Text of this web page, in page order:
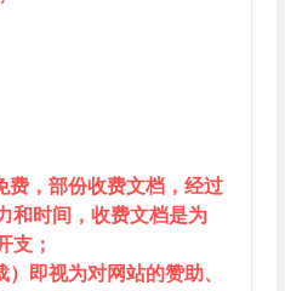
费，部份收费文档，经过
和时间，收费文档是为
支；
即视为对网站的赞助、